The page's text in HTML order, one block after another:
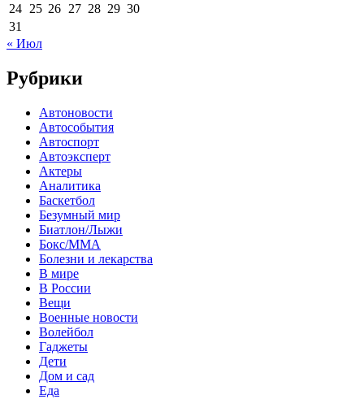
24 25 26 27 28 29 30
31
« Июл
Рубрики
Автоновости
Автособытия
Автоспорт
Автоэксперт
Актеры
Аналитика
Баскетбол
Безумный мир
Биатлон/Лыжи
Бокс/MMA
Болезни и лекарства
В мире
В России
Вещи
Военные новости
Волейбол
Гаджеты
Дети
Дом и сад
Еда